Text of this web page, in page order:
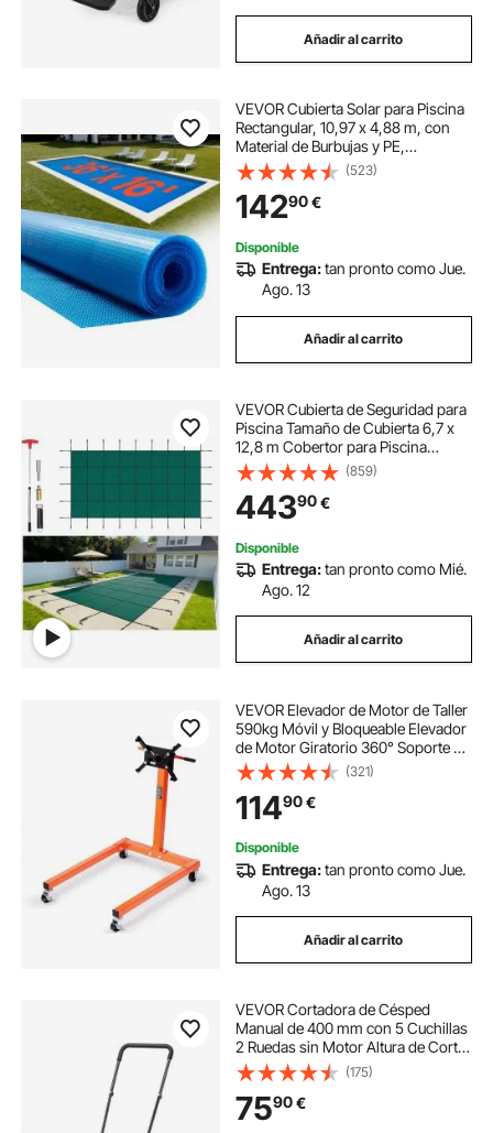
Añadir al carrito
VEVOR Cubierta Solar para Piscina
Rectangular, 10,97 x 4,88 m, con
Material de Burbujas y PE,
Absorción de Calor Durante el Día,
Retención de Calor Durante la
Noche, 0,3 mm de Grosor, Color
Azul
(523)
14290€
Disponible
Entrega:tan pronto como Jue.
Ago. 13
Añadir al carrito
VEVOR Cubierta de Seguridad para
Piscina Tamaño de Cubierta 6,7 x
12,8 m Cobertor para Piscina
Rectangular Tamaño de Piscina 6,1
x 12,2 m Lona de Piscina para
Piscinas Enterradas de Hogar
Jardín Hotel
(859)
44390€
Disponible
Entrega:tan pronto como Mié.
Ago. 12
Añadir al carrito
VEVOR Elevador de Motor de Taller
590kg Móvil y Bloqueable Elevador
de Motor Giratorio 360° Soporte de
Motor 6 Puntos de Anclaje
Ajustables en Inclinación para
Trabajos en Motores Desmontados
Mecánico
(321)
11490€
Disponible
Entrega:tan pronto como Jue.
Ago. 13
Añadir al carrito
VEVOR Cortadora de Césped
Manual de 400 mm con 5 Cuchillas
2 Ruedas sin Motor Altura de Corte
Ajustable de 15 - 45 mm con Bolsa
Recolectora de Césped para,
Caminos de Acceso, Patios,
Jardines
(175)
7590€